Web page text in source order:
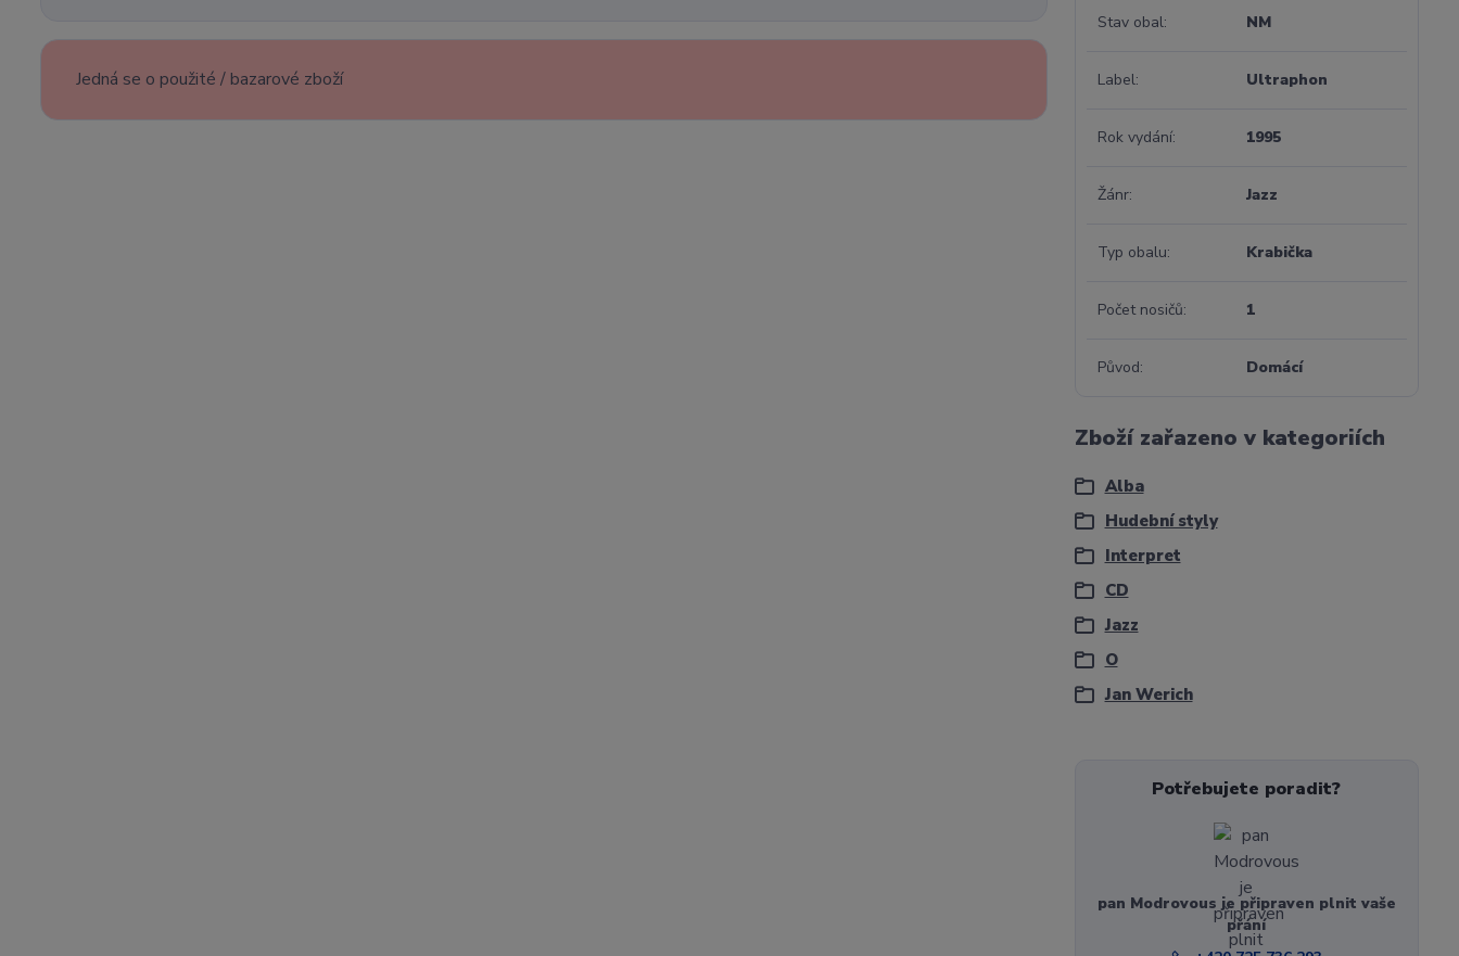
Jedná se o použité / bazarové zboží
Stav obal NM
Label Ultraphon
Rok vydání 1995
Žánr Jazz
Typ obalu Krabička
Počet nosičů 1
Původ Domácí
Zboží zařazeno v kategoriích
Alba
Hudební styly
Interpret
CD
Jazz
O
Jan Werich
Potřebujete poradit?
pan Modrovous je připraven plnit vaše
přání